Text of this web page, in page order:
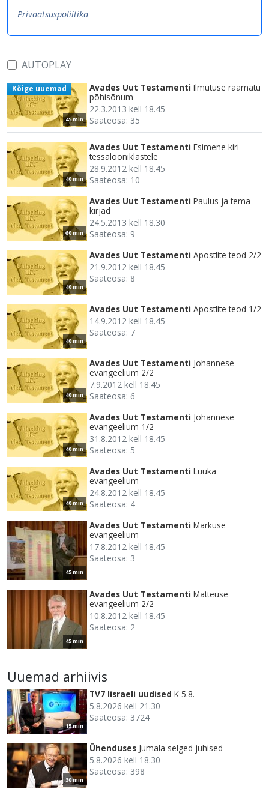
Privaatsuspoliitika
AUTOPLAY
45 min
Kõige uuemad Avades Uut Testamenti Ilmutuse raamatu
põhisõnum
22.3.2013 kell 18.45
Saateosa: 35
40 min
Avades Uut Testamenti Esimene kiri
tessalooniklastele
28.9.2012 kell 18.45
Saateosa: 10
60 min
Avades Uut Testamenti Paulus ja tema
kirjad
24.5.2013 kell 18.30
Saateosa: 9
40 min
Avades Uut Testamenti Apostlite teod 2/2
21.9.2012 kell 18.45
Saateosa: 8
40 min
Avades Uut Testamenti Apostlite teod 1/2
14.9.2012 kell 18.45
Saateosa: 7
40 min
Avades Uut Testamenti Johannese
evangeelium 2/2
7.9.2012 kell 18.45
Saateosa: 6
40 min
Avades Uut Testamenti Johannese
evangeelium 1/2
31.8.2012 kell 18.45
Saateosa: 5
40 min
Avades Uut Testamenti Luuka
evangeelium
24.8.2012 kell 18.45
Saateosa: 4
45 min
Avades Uut Testamenti Markuse
evangeelium
17.8.2012 kell 18.45
Saateosa: 3
45 min
Avades Uut Testamenti Matteuse
evangeelium 2/2
10.8.2012 kell 18.45
Saateosa: 2
Uuemad arhiivis
15 min
TV7 Iisraeli uudised K 5.8.
5.8.2026 kell 21.30
Saateosa: 3724
30 min
Ühenduses Jumala selged juhised
5.8.2026 kell 18.30
Saateosa: 398